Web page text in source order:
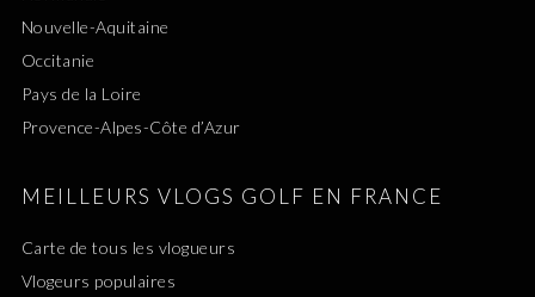
Nouvelle-Aquitaine
Occitanie
Pays de la Loire
Provence-Alpes-Côte d’Azur
MEILLEURS VLOGS GOLF EN FRANCE
Carte de tous les vlogueurs
Vlogeurs populaires